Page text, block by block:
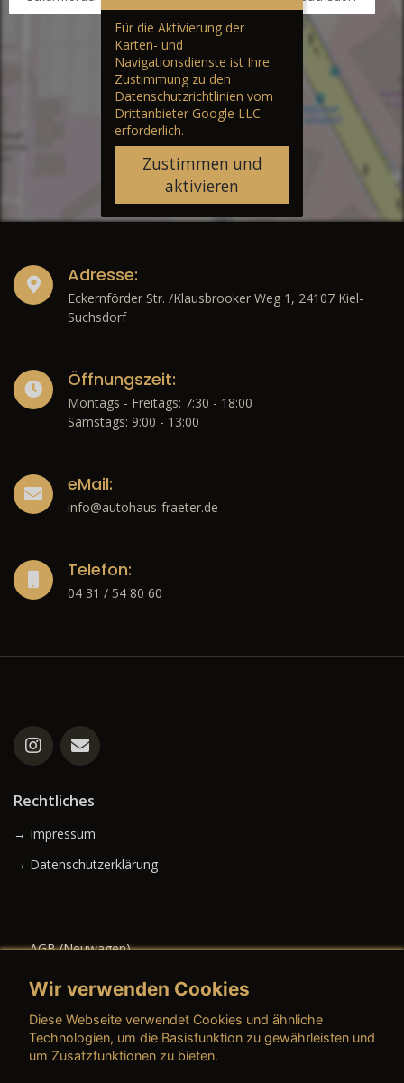
Für die Aktivierung der
Karten- und
Navigationsdienste ist Ihre
Zustimmung zu den
Datenschutzrichtlinien vom
Drittanbieter Google LLC
erforderlich.
Zustimmen und
aktivieren
Adresse:
Eckernförder Str. /Klausbrooker Weg 1, 24107 Kiel-
Suchsdorf
Öffnungszeit:
Montags - Freitags: 7:30 - 18:00
Samstags: 9:00 - 13:00
eMail:
info@autohaus-fraeter.de
Telefon:
04 31 / 54 80 60
Rechtliches
→ Impressum
→ Datenschutzerklärung
→ AGB (Neuwagen)
→ AGB (Gebrauchtwagen)
→ AGB (Teile & Zubehör)
Wir verwenden Cookies
Diese Webseite verwendet Cookies und ähnliche
Technologien, um die Basisfunktion zu gewährleisten und
um Zusatzfunktionen zu bieten.